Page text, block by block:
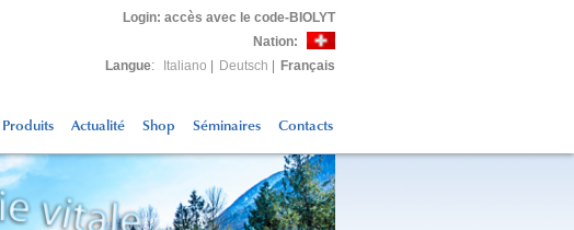
Login: accès avec le code-BIOLYT
Nation:
Langue: Italiano Deutsch Français
Produits Actualité Shop Séminaires Contacts